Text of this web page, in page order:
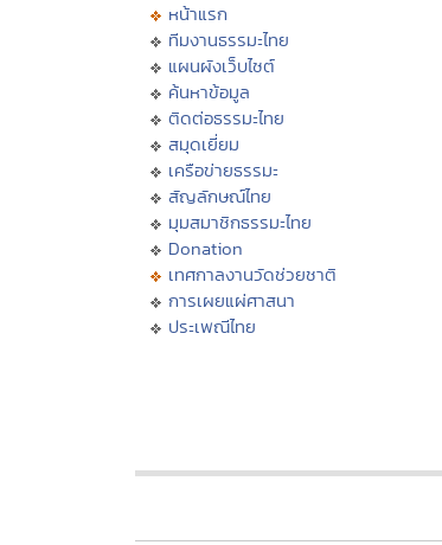
หน้าแรก
ทีมงานธรรมะไทย
แผนผังเว็บไซต์
ค้นหาข้อมูล
ติดต่อธรรมะไทย
สมุดเยี่ยม
เครือข่ายธรรมะ
สัญลักษณ์ไทย
มุมสมาชิกธรรมะไทย
Donation
เทศกาลงานวัดช่วยชาติ
การเผยแผ่ศาสนา
ประเพณีไทย